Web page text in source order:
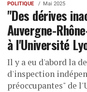
POLITIQUE Mai 2025
"Des dérives
Auvergne-
à l'Université
Il y a eu d'abord la
d'inspection
préoccupantes" de